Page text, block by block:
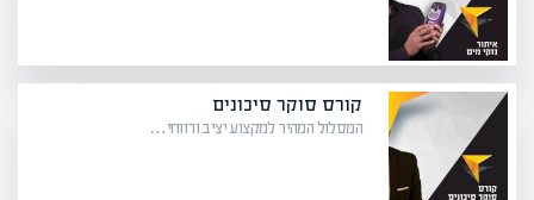
קורס סוקר סיכונים
המסלול המהיר למקצוע יציב ורווחי…